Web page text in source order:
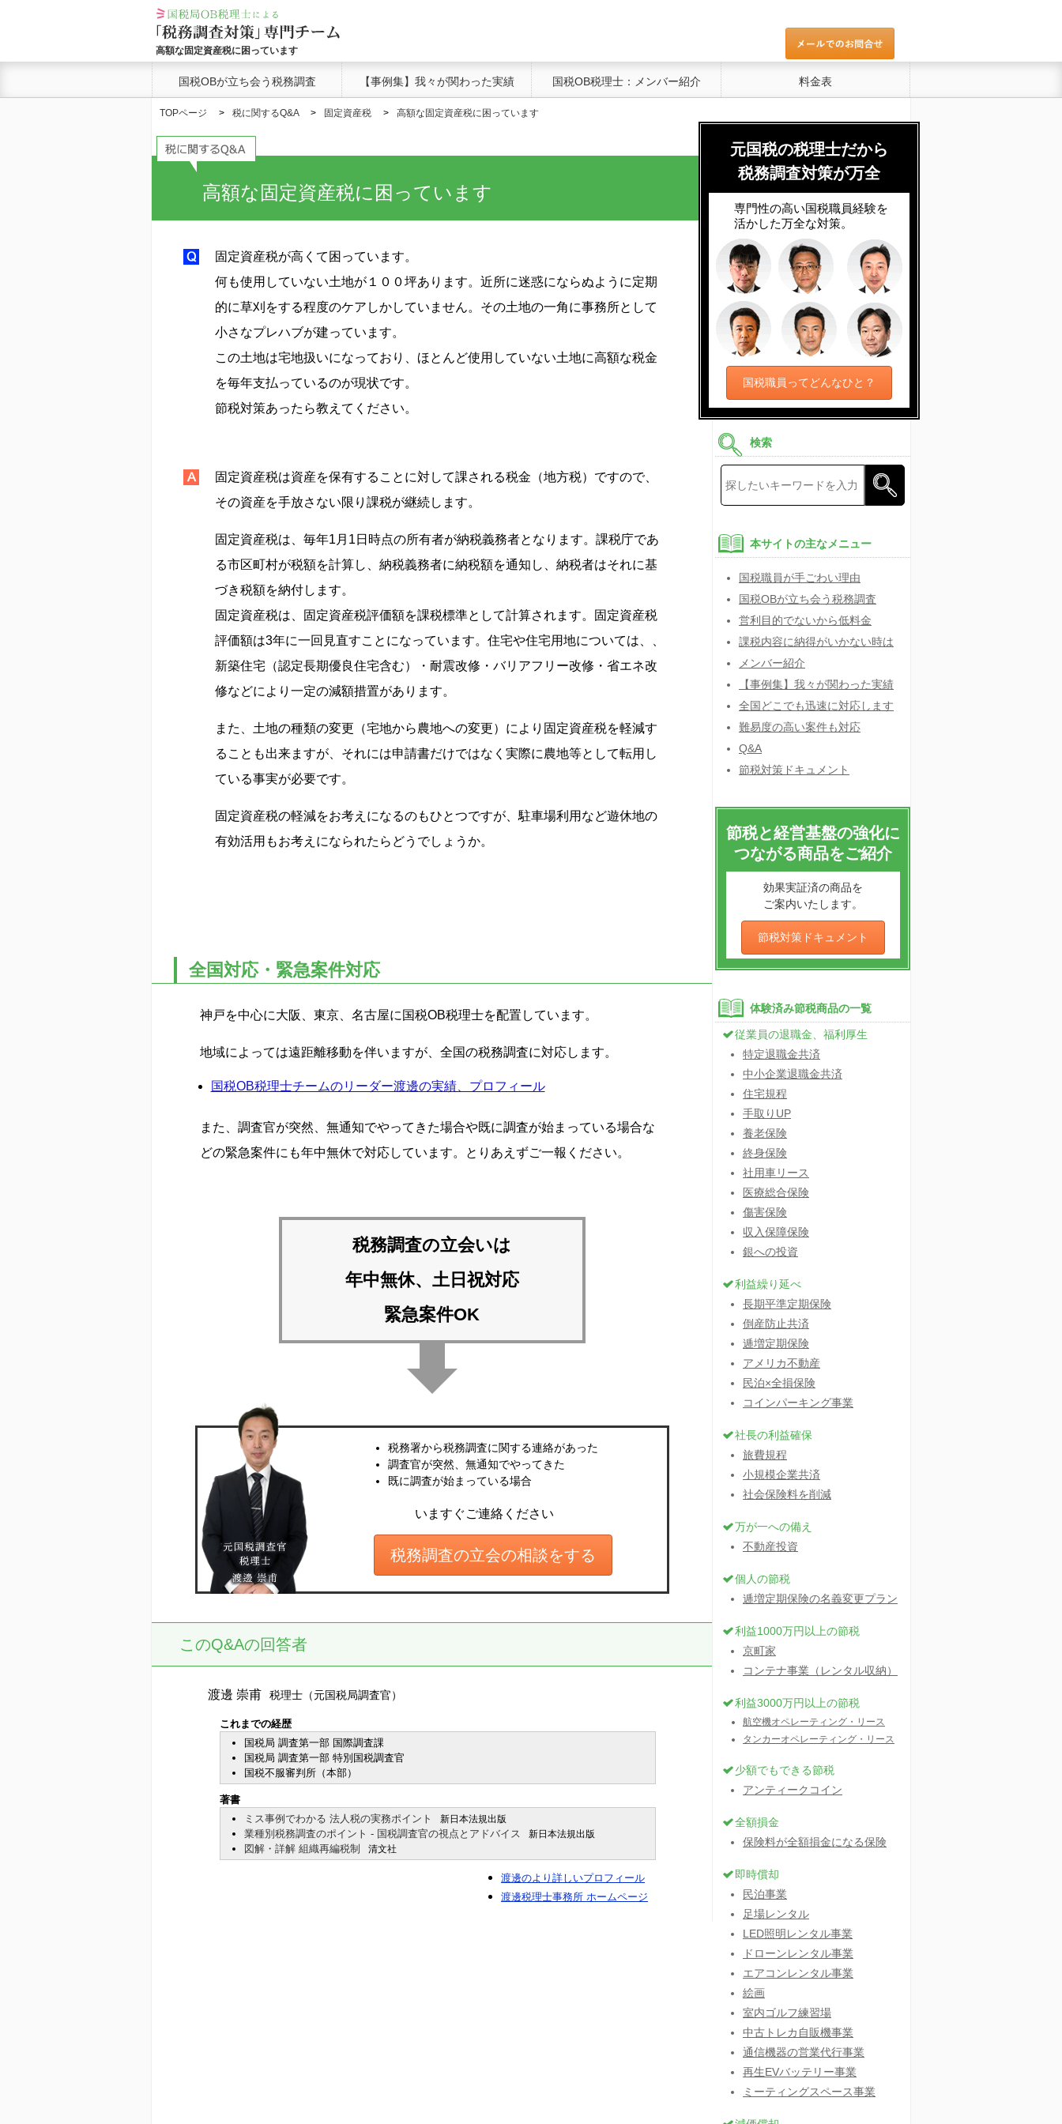
高額な固定資産税に困っています
国税OBが立ち会う税務調査 【事例集】我々が関わった実績 国税OB税理士：メンバー紹介 料金表
TOPページ 税に関するQ&A 固定資産税 高額な固定資産税に困っています
高額な固定資産税に困っています
固定資産税が高くて困っています。
何も使用していない土地が１００坪あります。近所に迷惑にならぬように定期
的に草刈をする程度のケアしかしていません。その土地の一角に事務所として
小さなプレハブが建っています。
この土地は宅地扱いになっており、ほとんど使用していない土地に高額な税金
を毎年支払っているのが現状です。
節税対策あったら教えてください。
固定資産税は資産を保有することに対して課される税金（地方税）ですので、
その資産を手放さない限り課税が継続します。
固定資産税は、毎年1月1日時点の所有者が納税義務者となります。課税庁であ
る市区町村が税額を計算し、納税義務者に納税額を通知し、納税者はそれに基
づき税額を納付します。
固定資産税は、固定資産税評価額を課税標準として計算されます。固定資産税
評価額は3年に一回見直すことになっています。住宅や住宅用地については、、
新築住宅（認定長期優良住宅含む）・耐震改修・バリアフリー改修・省エネ改
修などにより一定の減額措置があります。
また、土地の種類の変更（宅地から農地への変更）により固定資産税を軽減す
ることも出来ますが、それには申請書だけではなく実際に農地等として転用し
ている事実が必要です。
固定資産税の軽減をお考えになるのもひとつですが、駐車場利用など遊休地の
有効活用もお考えになられたらどうでしょうか。
全国対応・緊急案件対応
神戸を中心に大阪、東京、名古屋に国税OB税理士を配置しています。
地域によっては遠距離移動を伴いますが、全国の税務調査に対応します。
国税OB税理士チームのリーダー渡邊の実績、プロフィール
また、調査官が突然、無通知でやってきた場合や既に調査が始まっている場合な
どの緊急案件にも年中無休で対応しています。とりあえずご一報ください。
税務調査の立会いは
年中無休、土日祝対応
緊急案件OK
税務署から税務調査に関する連絡があった
調査官が突然、無通知でやってきた
既に調査が始まっている場合
いますぐご連絡ください
税務調査の立会の相談をする
このQ&Aの回答者
渡邊 崇甫 税理士（元国税局調査官）
これまでの経歴
国税局 調査第一部 国際調査課
国税局 調査第一部 特別国税調査官
国税不服審判所（本部）
著書
ミス事例でわかる 法人税の実務ポイント
新日本法規出版
業種別税務調査のポイント - 国税調査官の視点とアドバイス 新日本法規出版
図解・詳解 組織再編税制 清文社
渡邊のより詳しいプロフィール
渡邊税理士事務所 ホームページ
元国税の税理士だから
税務調査対策が万全
専門性の高い国税職員経験を
活かした万全な対策。
国税職員ってどんなひと？
検索
本サイトの主なメニュー
国税職員が手ごわい理由
国税OBが立ち会う税務調査
営利目的でないから低料金
課税内容に納得がいかない時は
メンバー紹介
【事例集】我々が関わった実績
全国どこでも迅速に対応します
難易度の高い案件も対応
Q&A
節税対策ドキュメント
節税と経営基盤の強化に
つながる商品をご紹介
効果実証済の商品を
ご案内いたします。
節税対策ドキュメント
体験済み節税商品の一覧
従業員の退職金、福利厚生
特定退職金共済
中小企業退職金共済
住宅規程
手取りUP
養老保険
終身保険
社用車リース
医療総合保険
傷害保険
収入保障保険
銀への投資
利益繰り延べ
長期平準定期保険
倒産防止共済
逓増定期保険
アメリカ不動産
民泊×全損保険
コインパーキング事業
社長の利益確保
旅費規程
小規模企業共済
社会保険料を削減
万が一への備え
不動産投資
個人の節税
逓増定期保険の名義変更プラン
利益1000万円以上の節税
京町家
コンテナ事業（レンタル収納）
利益3000万円以上の節税
航空機オペレーティング・リース
タンカーオペレーティング・リース
少額でもできる節税
アンティークコイン
全額損金
保険料が全額損金になる保険
即時償却
民泊事業
足場レンタル
LED照明レンタル事業
ドローンレンタル事業
エアコンレンタル事業
絵画
室内ゴルフ練習場
中古トレカ自販機事業
通信機器の営業代行事業
再生EVバッテリー事業
ミーティングスペース事業